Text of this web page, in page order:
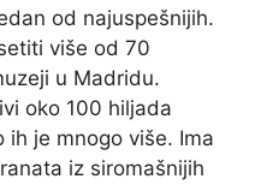
od najuspešnijih.
više od 70
u Madridu.
oko 100 hiljada
ih je mnogo više. Ima
iz siromašnijih